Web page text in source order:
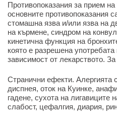
Противопоказания за прием
основните противопоказания
стомашна язва и/или язва на
на кърмене, синдром на
кинетична функция на
която е разрешена
зависимост от лекарството.
Странични ефекти. Алергията
диспнея, оток на Куинке,
гадене, сухота на лигавиците
слабост, цефалгия, диария,